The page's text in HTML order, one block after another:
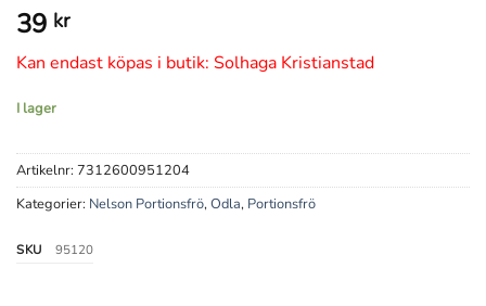
39 kr
Kan endast köpas i butik: Solhaga Kristianstad
I lager
Artikelnr: 7312600951204
Kategorier: Nelson Portionsfrö,Odla, Portionsfrö
SKU 95120